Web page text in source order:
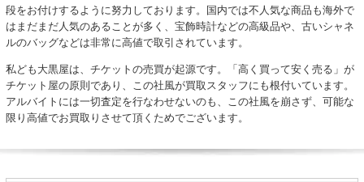
段をお付けするように努力しております。国内では不人気な商品も海外で
はまだまだ人気のあることが多く、宝飾時計などの高級品や、古いシャネ
ルのバッグなどは非常に高値で取引されています。
私ども大黒屋は、チケットの売買が起源です。「高く買って安く売る」が
チケット屋の原則であり、この社風が買取スタッフにも根付いています。
アルバイトには一切査定を行なわせないのも、この社風を崩さず、可能な
限り高値でお買取りさせて頂くためでございます。